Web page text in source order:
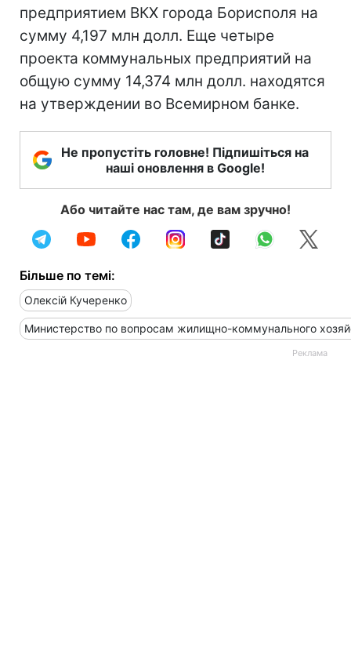
предприятием ВКХ города Борисполя на
сумму 4,197 млн долл. Еще четыре
проекта коммунальных предприятий на
общую сумму 14,374 млн долл. находятся
на утверждении во Всемирном банке.
Не пропустіть головне! Підпишіться на
наші оновлення в Google!
Або читайте нас там, де вам зручно!
Більше по темі:
Олексій Кучеренко
Министерство по вопросам жилищно-коммунального